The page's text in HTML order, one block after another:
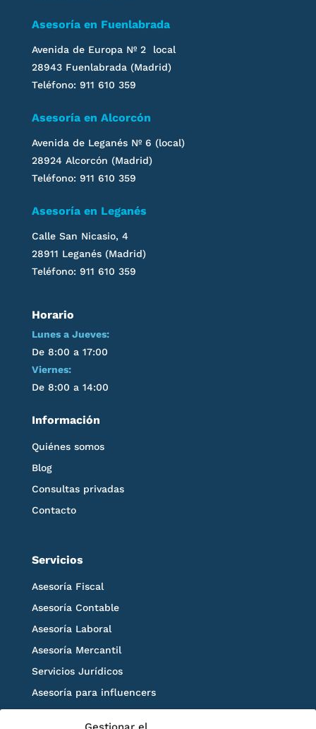
Asesoría en Fuenlabrada
Avenida de Europa Nº 2 local
28943 Fuenlabrada (Madrid)
Teléfono: 911 610 359
Asesoría en Alcorcón
Avenida de Leganés Nº 6 (local)
28924 Alcorcón (Madrid)
Teléfono: 911 610 359
Asesoría en Leganés
Calle San Nicasio, 4
28911 Leganés(Madrid)
Teléfono: 911 610 359
Horario
Lunes a Jueves:
De 8:00 a 17:00
Viernes:
De 8:00 a 14:00
Información
Quiénes somos
Blog
Consultas privadas
Contacto
Servicios
Asesoría Fiscal
Asesoría Contable
Asesoría Laboral
Asesoría Mercantil
Servicios Jurídicos
Asesoría para influencers